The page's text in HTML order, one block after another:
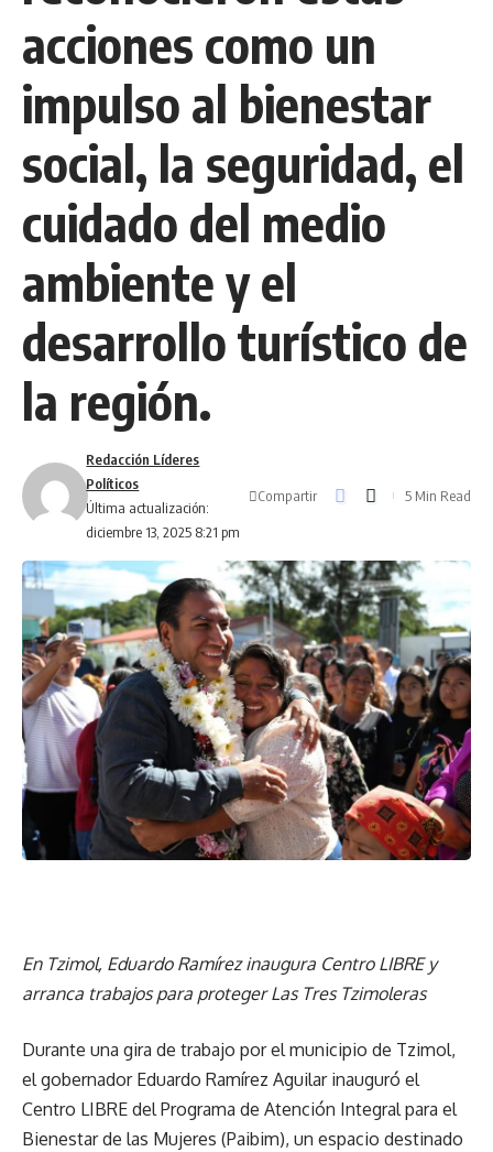
acciones como un
impulso al bienestar
social, la seguridad, el
cuidado del medio
ambiente y el
desarrollo turístico de
la región.
Última actualización:
diciembre 13, 2025 8:21 pm
Redacción Líderes
Políticos
Compartir 5 Min Read
En Tzimol, Eduardo Ramírez inaugura Centro LIBRE y
arranca trabajos para proteger Las Tres Tzimoleras
Durante una gira de trabajo por el municipio de Tzimol,
el gobernador Eduardo Ramírez Aguilar inauguró el
Centro LIBRE del Programa de Atención Integral para el
Bienestar de las Mujeres (Paibim), un espacio destinado